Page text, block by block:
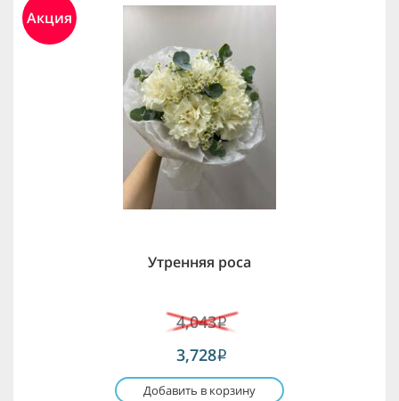
Акция
Утренняя роса
4,043i
3,728i
Добавить в корзину